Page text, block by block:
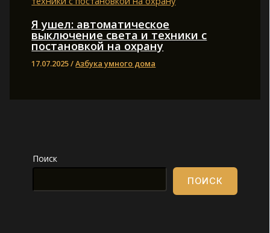
Я ушел: автоматическое
выключение света и техники с
постановкой на охрану
17.07.2025/Азбука умного дома
Поиск
ПОИСК